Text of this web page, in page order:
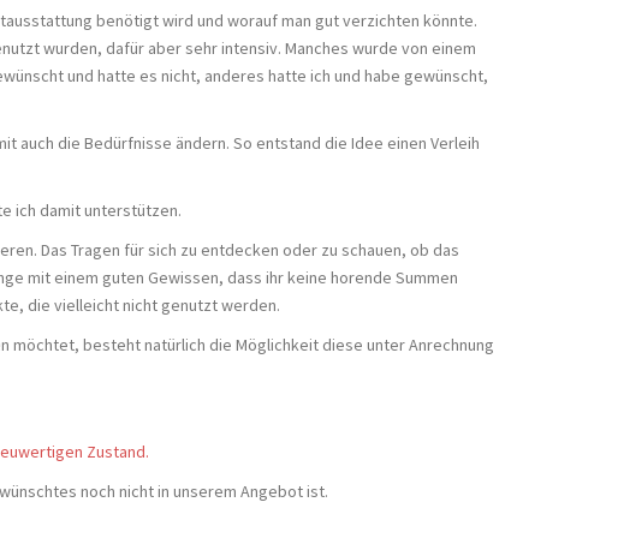
benötigt wird und worauf man gut verzichten könnte.
wurden, dafür aber sehr intensiv. Manches wurde von einem
und hatte es nicht, anderes hatte ich und habe gewünscht,
auch die Bedürfnisse ändern. So entstand die Idee einen Verleih
ich damit unterstützen.
Das Tragen für sich zu entdecken oder zu schauen, ob das
mit einem guten Gewissen, dass ihr keine horende Summen
die vielleicht nicht genutzt werden.
möchtet, besteht natürlich die Möglichkeit diese unter Anrechnung
Zustand.
noch nicht in unserem Angebot ist.